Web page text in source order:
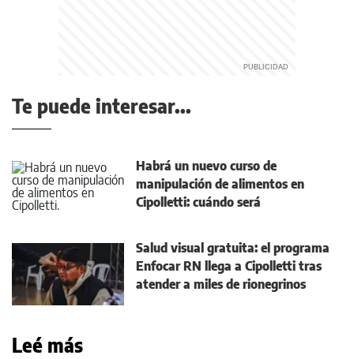
Te puede interesar...
Habrá un nuevo curso de
manipulación de alimentos en
Cipolletti: cuándo será
Salud visual gratuita: el programa
Enfocar RN llega a Cipolletti tras
atender a miles de rionegrinos
Leé más